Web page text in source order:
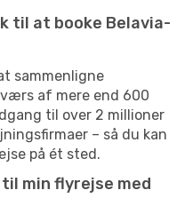
til at booke Belavia-
sammenligne
af mere end 600
til over 2 millioner
– så du kan
på ét sted.
min flyrejse med